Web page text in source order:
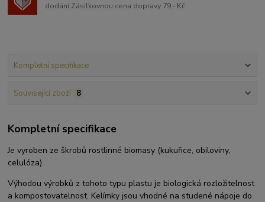
dodání Zásilkovnou cena dopravy 79,- Kč
Kompletní specifikace
Související zboží 8
Kompletní specifikace
Je vyroben ze škrobů rostlinné biomasy (kukuřice, obiloviny,
celulóza).
Výhodou výrobků z tohoto typu plastu je biologická rozložitelnost
a kompostovatelnost. Kelímky jsou vhodné na studené nápoje do